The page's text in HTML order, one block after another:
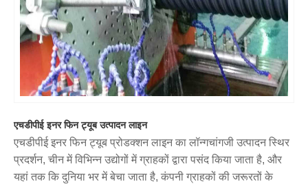
एचडीपीई इनर फिन ट्यूब उत्पादन लाइन
एचडीपीई इनर फिन ट्यूब प्रोडक्शन लाइन का लॉन्गचांगजी उत्पादन स्थिर
प्रदर्शन, चीन में विभिन्न उद्योगों में ग्राहकों द्वारा पसंद किया जाता है, और
यहां तक ​​कि दुनिया भर में बेचा जाता है, कंपनी ग्राहकों की जरूरतों के